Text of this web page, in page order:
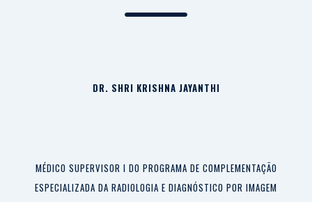
DR. SHRI KRISHNA JAYANTHI
MÉDICO SUPERVISOR I DO PROGRAMA DE COMPLEMENTAÇÃO
ESPECIALIZADA DA RADIOLOGIA E DIAGNÓSTICO POR IMAGEM